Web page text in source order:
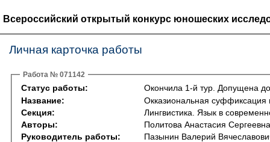
Всероссийский открытый конкурс юношеских
Личная карточка работы
Работа № 071142
Статус работы:
Окончила 1-й тур. Допущена
Название:
Окказиональная суффиксация
Секция:
Лингвистика. Язык в
Авторы:
Политова Анастасия Сергеевна
Руководитель работы:
Пазынин Валерий